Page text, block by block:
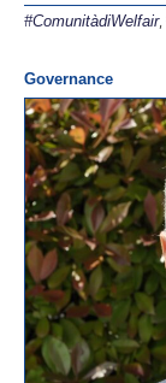
#ComunitàdiWelfair,
Governance